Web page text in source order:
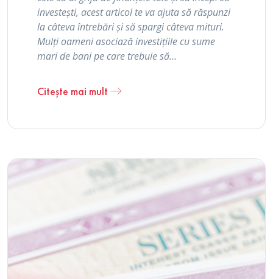
investești, acest articol te va ajuta să răspunzi
la câteva întrebări și să spargi câteva mituri.
Mulți oameni asociază investițiile cu sume
mari de bani pe care trebuie să…
Citește mai mult